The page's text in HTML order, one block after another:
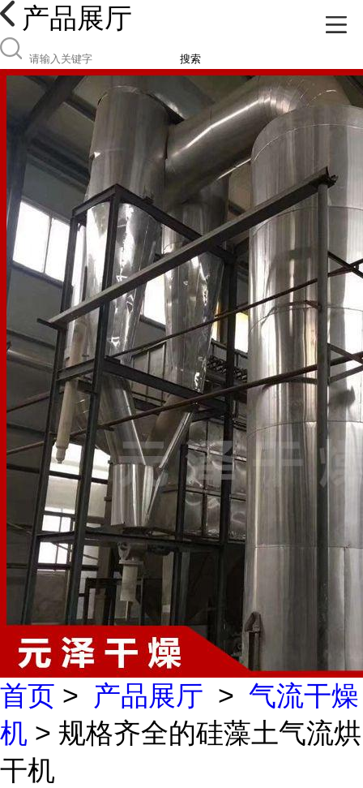
产品展厅
搜索
首页 > 产品展厅 > 气流干燥
机 > 规格齐全的硅藻土气流烘
干机